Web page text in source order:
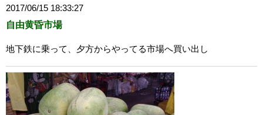
2017/06/15 18:33:27
自由黄昏市場
地下鉄に乗って、夕方からやってる市場へ買い出し